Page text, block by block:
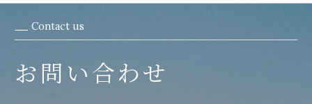
Contact us
お問い合わせ